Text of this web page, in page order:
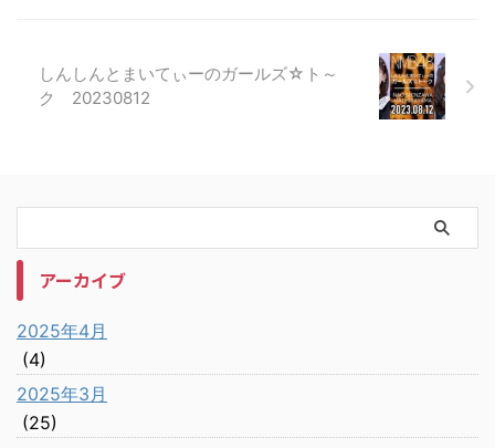
しんしんとまいてぃーのガールズ☆ト～
ク 20230812
アーカイブ
2025年4月
(4)
2025年3月
(25)